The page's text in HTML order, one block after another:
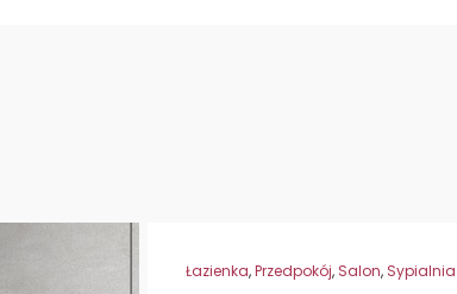
Łazienka,Przedpokój, Salon, Sypialnia